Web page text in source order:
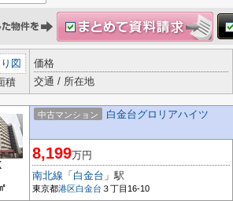
図
積
価格
交通 / 所在地
中古マンション 白金台グロリアハイツ
8,199万円
南北線 「 白金台 」駅
東京都港区白金台 ３丁目16-10